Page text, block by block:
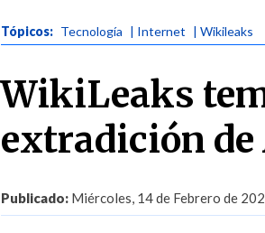
Tópicos: Tecnología | Internet | Wikileaks
WikiLeaks
extradición de
Publicado: Miércoles, 14 de Febrero de